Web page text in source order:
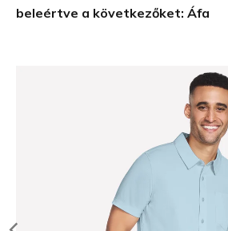
beleértve a következőket: Áfa